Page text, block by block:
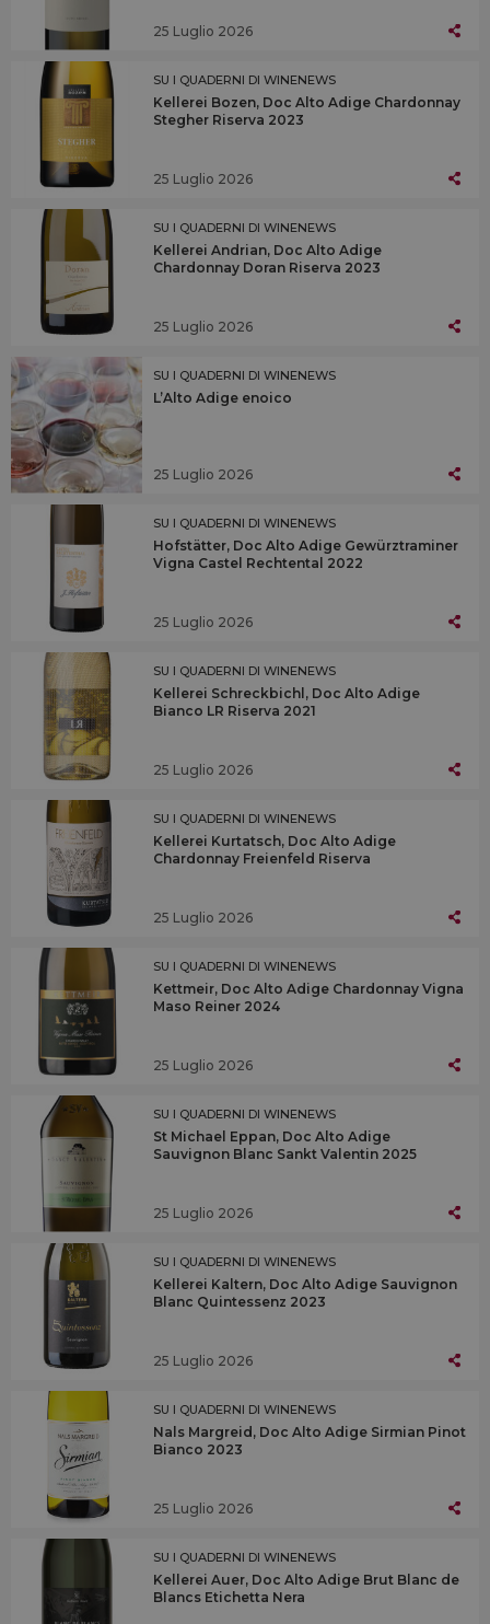
25 Luglio 2026
SU I QUADERNI DI WINENEWS
Kellerei Bozen, Doc Alto Adige Chardonnay
Stegher Riserva 2023
25 Luglio 2026
SU I QUADERNI DI WINENEWS
Kellerei Andrian, Doc Alto Adige
Chardonnay Doran Riserva 2023
25 Luglio 2026
SU I QUADERNI DI WINENEWS
L’Alto Adige enoico
25 Luglio 2026
SU I QUADERNI DI WINENEWS
Hofstätter, Doc Alto Adige Gewürztraminer
Vigna Castel Rechtental 2022
25 Luglio 2026
SU I QUADERNI DI WINENEWS
Kellerei Schreckbichl, Doc Alto Adige
Bianco LR Riserva 2021
25 Luglio 2026
SU I QUADERNI DI WINENEWS
Kellerei Kurtatsch, Doc Alto Adige
Chardonnay Freienfeld Riserva
25 Luglio 2026
SU I QUADERNI DI WINENEWS
Kettmeir, Doc Alto Adige Chardonnay Vigna
Maso Reiner 2024
25 Luglio 2026
SU I QUADERNI DI WINENEWS
St Michael Eppan, Doc Alto Adige
Sauvignon Blanc Sankt Valentin 2025
25 Luglio 2026
SU I QUADERNI DI WINENEWS
Kellerei Kaltern, Doc Alto Adige Sauvignon
Blanc Quintessenz 2023
25 Luglio 2026
SU I QUADERNI DI WINENEWS
Nals Margreid, Doc Alto Adige Sirmian Pinot
Bianco 2023
25 Luglio 2026
SU I QUADERNI DI WINENEWS
Kellerei Auer, Doc Alto Adige Brut Blanc de
Blancs Etichetta Nera